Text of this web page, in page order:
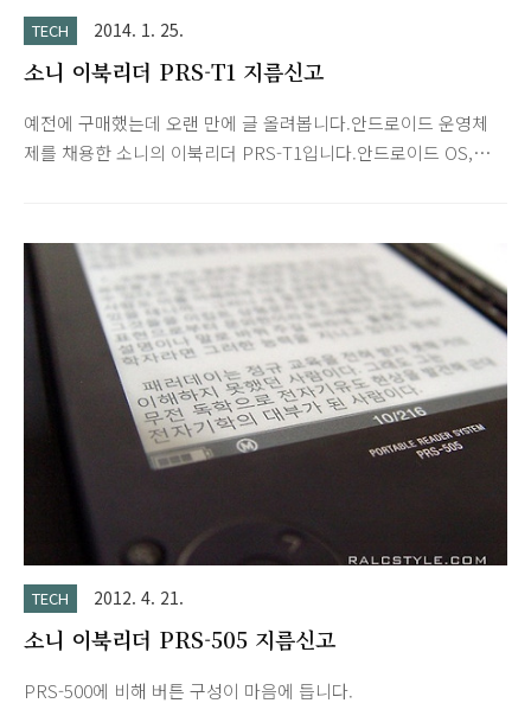
로 해외 직구매했는데 항공우편으로 배송이라서 언제 도착할런
지...최근에 아마존이 국내에 진출한다고 하던데 어서 빨리 들어
와서 이북 시장이 활성화되었으면 좋겠네요.
TECH 2014. 1. 25.
소니 이북리더 PRS-T1 지름신고
예전에 구매했는데 오랜 만에 글 올려봅니다.안드로이드 운영체
제를 채용한 소니의 이북리더 PRS-T1입니다.안드로이드 OS,
서 전자책 이용도 가능합니다. 저는 때마침 회사에서 전자도서관
을 열어서 북큐브를 이용하여 대여해서 보고 있습니다. 종이의 활
자를 읽는 듯한 가독성입니다. 별도의 라이트가 없으면 일반 책처
럼 어두운 곳에서 읽긴 어렵습니다. 예전 PRS-500이나 505 모델
은 텍스트 파일을 바로 읽을 수 있었는데 T1은 바로 읽는 방법을
모르겠네요.현재는 Moon Reader 설치해서 보고 있습니다. 장점
: 안드로이드 OS라서 루팅 후 다양한 앱 설치가능. 무선랜,..
TECH 2012. 4. 21.
소니 이북리더 PRS-505 지름신고
PRS-500에 비해 버튼 구성이 마음에 듭니다.